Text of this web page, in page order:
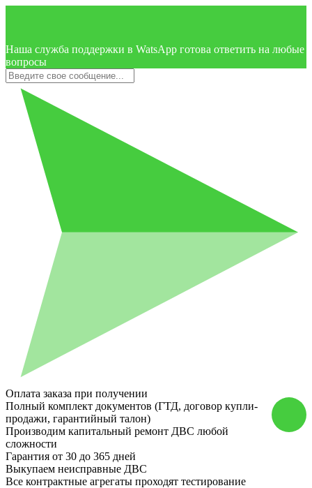
Наша служба поддержки в WatsApp готова ответить на любые
вопросы
Оплата заказа при получении
Полный комплект документов (ГТД, договор купли-
продажи, гарантийный талон)
Производим капитальный ремонт ДВС любой
сложности
Гарантия от 30 до 365 дней
Выкупаем неисправные ДВС
Все контрактные агрегаты проходят тестирование